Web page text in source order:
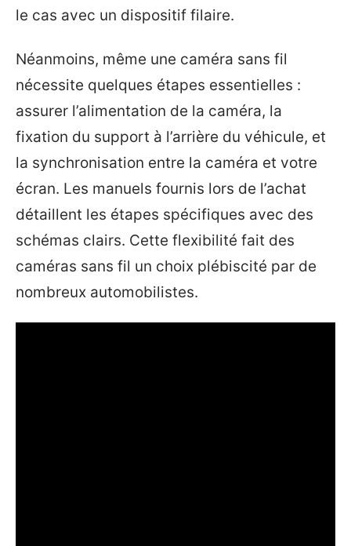
le cas avec un dispositif filaire.
Néanmoins, même une caméra sans fil
nécessite quelques étapes essentielles :
assurer l’alimentation de la caméra, la
fixation du support à l’arrière du véhicule, et
la synchronisation entre la caméra et votre
écran. Les manuels fournis lors de l’achat
détaillent les étapes spécifiques avec des
schémas clairs. Cette flexibilité fait des
caméras sans fil un choix plébiscité par de
nombreux automobilistes.